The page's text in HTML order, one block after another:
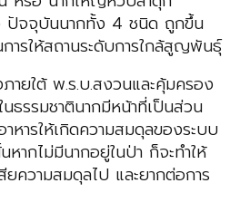
จจุบันนากทั้ง 4 ชนิด ถูกขึ้น
ารให้สถานระดับการใกล้สูญพันธุ์
ายใต้ พ.ร.บ.สงวนและคุ้มครอง
รรมชาตินากมีหน้าที่เป็นส่วน
หารให้เกิดความสมดุลของระบบ
ากไม่มีนากอยู่ในป่า ก็จะทำให้
ความสมดุลไป และยากต่อการ